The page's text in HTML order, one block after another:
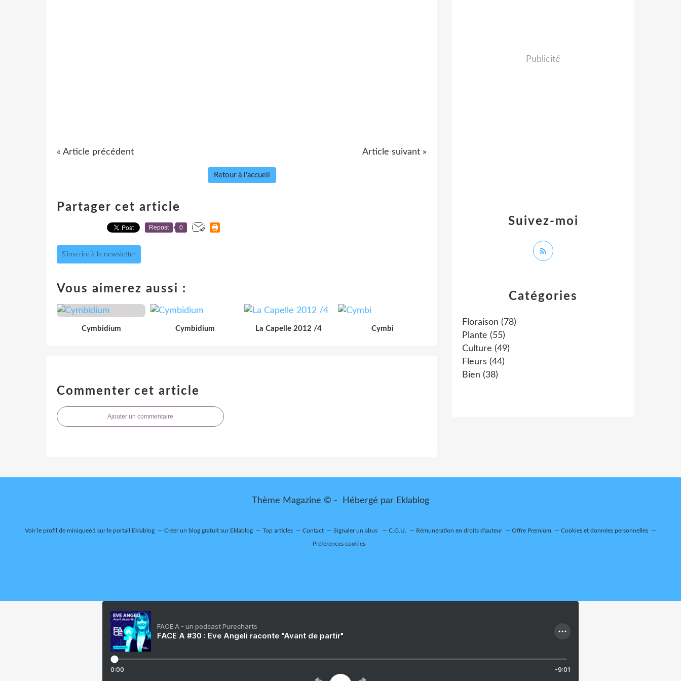
« Article précédent Article suivant »
Retour à l'accueil
Partager cet article
Repost 0
S'inscrire à la newsletter
Vous aimerez aussi :
Cymbidium Cymbidium La Capelle 2012 /4 Cymbi
Commenter cet article
Ajouter un commentaire
Catégories
Floraison (78)
Plante (55)
Culture (49)
Fleurs (44)
Bien (38)
Suivez-moi
Publicité
Thème Magazine © - Hébergé par Eklablog
Voir le profil de minique61 sur le portail Eklablog Créer un blog gratuit sur Eklablog Top articles Contact Signaler un abus C.G.U. Rémunération en droits d'auteur Offre Premium Cookies et données personnelles
Préférences cookies
FACE A - un podcast Purecharts
FACE A #30 : Eve Angeli raconte "Avant de partir"
0:00 -9:01